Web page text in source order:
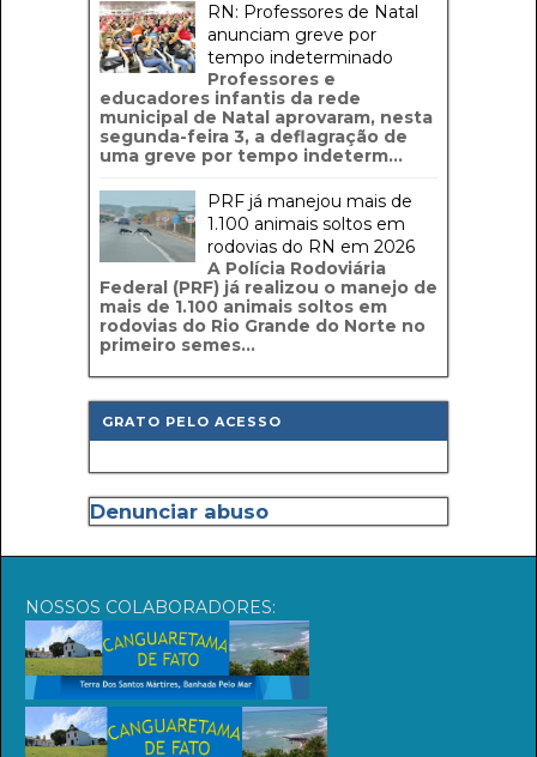
RN: Professores de Natal
anunciam greve por
tempo indeterminado
Professores e
educadores infantis da rede
municipal de Natal aprovaram, nesta
segunda-feira 3, a deflagração de
uma greve por tempo indeterm...
PRF já manejou mais de
1.100 animais soltos em
rodovias do RN em 2026
A Polícia Rodoviária
Federal (PRF) já realizou o manejo de
mais de 1.100 animais soltos em
rodovias do Rio Grande do Norte no
primeiro semes...
GRATO PELO ACESSO
Denunciar abuso
NOSSOS COLABORADORES: